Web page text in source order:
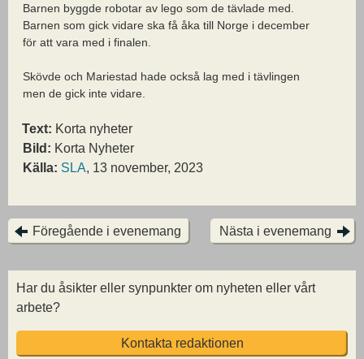
Barnen byggde robotar av lego som de tävlade med.
Barnen som gick vidare ska få åka till Norge i december
för att vara med i finalen.
Skövde och Mariestad hade också lag med i tävlingen
men de gick inte vidare.
Text: Korta nyheter
Bild: Korta Nyheter
Källa: SLA, 13 november, 2023
Föregående i evenemang Nästa i evenemang
Har du åsikter eller synpunkter om nyheten eller vårt
arbete?
Kontakta redaktionen